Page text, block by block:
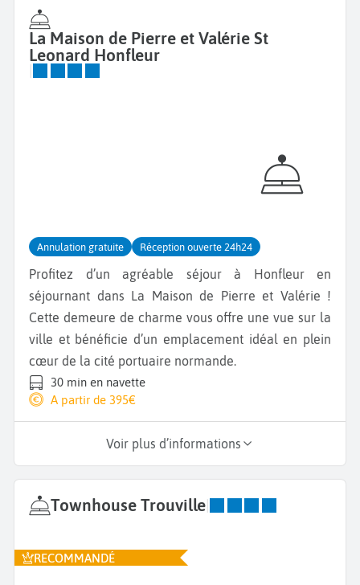
La Maison de Pierre et Valérie St
Leonard Honfleur
Annulation gratuite Réception ouverte 24h24
Profitez d’un agréable séjour à Honfleur en
séjournant dans La Maison de Pierre et Valérie !
Cette demeure de charme vous offre une vue sur la
ville et bénéficie d’un emplacement idéal en plein
cœur de la cité portuaire normande.
30 min en navette
A partir de 395€
Voir plus d’informations
Townhouse Trouville
RECOMMANDÉ